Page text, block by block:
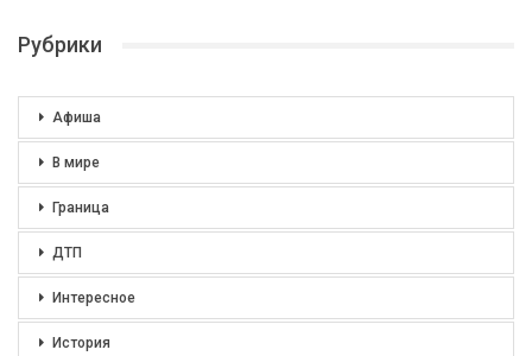
Рубрики
Афиша
В мире
Граница
ДТП
Интересное
История